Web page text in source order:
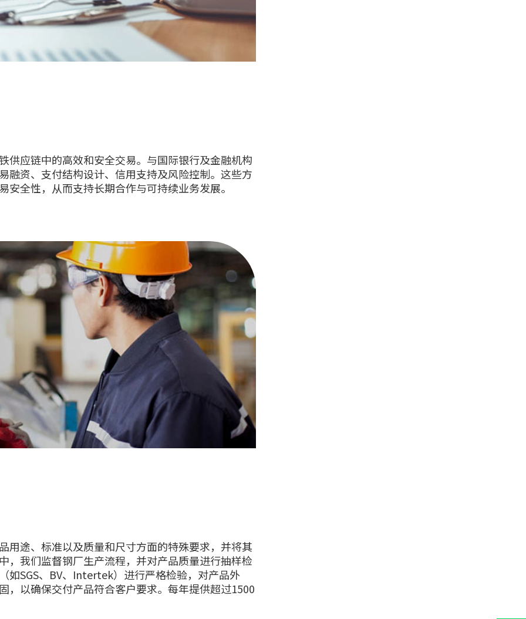
供应链中的高效和安全交易。与国际银行及金融机构
融资、支付结构设计、信用支持及风险控制。这些方
全性，从而支持长期合作与可持续业务发展。
用途、标准以及质量和尺寸方面的特殊要求，并将其
，我们监督钢厂生产流程，并对产品质量进行抽样检
如SGS、BV、Intertek）进行严格检验，对产品外
，以确保交付产品符合客户要求。每年提供超过1500